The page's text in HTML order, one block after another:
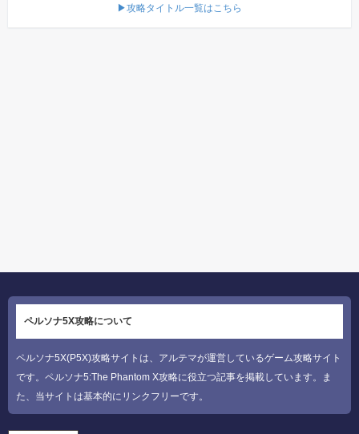
▶攻略タイトル一覧はこちら
ペルソナ5X攻略について
ペルソナ5X(P5X)攻略サイトは、アルテマが運営しているゲーム攻略サイト
です。ペルソナ5:The Phantom X攻略に役立つ記事を掲載しています。ま
た、当サイトは基本的にリンクフリーです。